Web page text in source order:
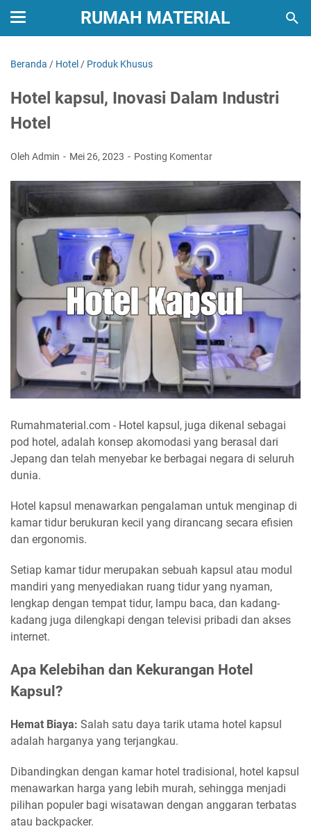
RUMAH MATERIAL
Beranda / Hotel / Produk Khusus
Hotel kapsul, Inovasi Dalam Industri
Hotel
Oleh Admin Mei 26, 2023 Posting Komentar
Rumahmaterial.com - Hotel kapsul, juga dikenal sebagai
pod hotel, adalah konsep akomodasi yang berasal dari
Jepang dan telah menyebar ke berbagai negara di seluruh
dunia.
Hotel kapsul menawarkan pengalaman untuk menginap di
kamar tidur berukuran kecil yang dirancang secara efisien
dan ergonomis.
Setiap kamar tidur merupakan sebuah kapsul atau modul
mandiri yang menyediakan ruang tidur yang nyaman,
lengkap dengan tempat tidur, lampu baca, dan kadang-
kadang juga dilengkapi dengan televisi pribadi dan akses
internet.
Apa Kelebihan dan Kekurangan Hotel
Kapsul?
Hemat Biaya: Salah satu daya tarik utama hotel kapsul
adalah harganya yang terjangkau.
Dibandingkan dengan kamar hotel tradisional, hotel kapsul
menawarkan harga yang lebih murah, sehingga menjadi
pilihan populer bagi wisatawan dengan anggaran terbatas
atau backpacker.